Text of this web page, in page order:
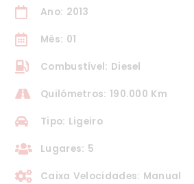
Ano: 2013
Mês: 01
Combustível: Diesel
Quilómetros: 190.000 Km
Tipo: Ligeiro
Lugares: 5
Caixa Velocidades: Manual